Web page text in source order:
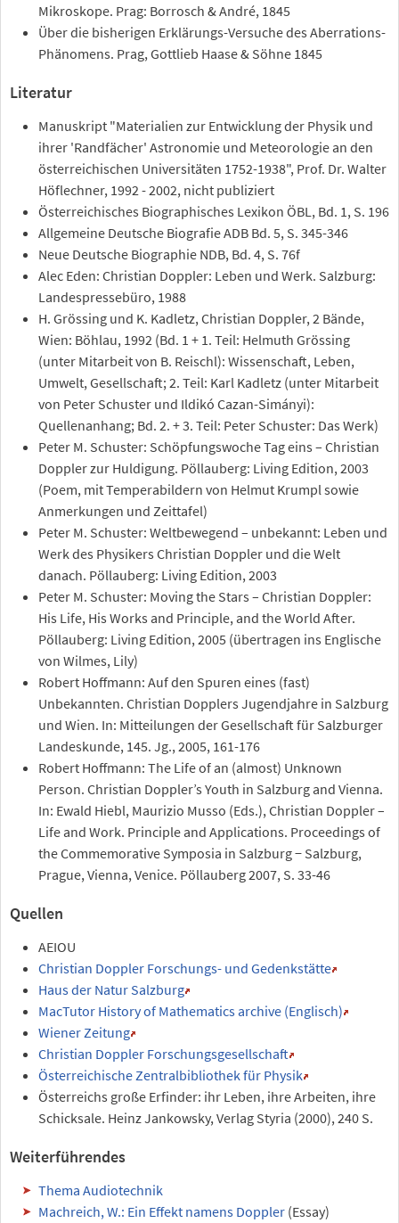
Mikroskope. Prag: Borrosch & André, 1845
Über die bisherigen Erklärungs-Versuche des Aberrations-
Phänomens. Prag, Gottlieb Haase & Söhne 1845
Literatur
Manuskript "Materialien zur Entwicklung der Physik und
ihrer 'Randfächer' Astronomie und Meteorologie an den
österreichischen Universitäten 1752-1938", Prof. Dr. Walter
Höflechner, 1992 - 2002, nicht publiziert
Österreichisches Biographisches Lexikon ÖBL, Bd. 1, S. 196
Allgemeine Deutsche Biografie ADB Bd. 5, S. 345-346
Neue Deutsche Biographie NDB, Bd. 4, S. 76f
Alec Eden: Christian Doppler: Leben und Werk. Salzburg:
Landespressebüro, 1988
H. Grössing und K. Kadletz, Christian Doppler, 2 Bände,
Wien: Böhlau, 1992 (Bd. 1 + 1. Teil: Helmuth Grössing
(unter Mitarbeit von B. Reischl): Wissenschaft, Leben,
Umwelt, Gesellschaft; 2. Teil: Karl Kadletz (unter Mitarbeit
von Peter Schuster und Ildikó Cazan-Simányi):
Quellenanhang; Bd. 2. + 3. Teil: Peter Schuster: Das Werk)
Peter M. Schuster: Schöpfungswoche Tag eins – Christian
Doppler zur Huldigung. Pöllauberg: Living Edition, 2003
(Poem, mit Temperabildern von Helmut Krumpl sowie
Anmerkungen und Zeittafel)
Peter M. Schuster: Weltbewegend – unbekannt: Leben und
Werk des Physikers Christian Doppler und die Welt
danach. Pöllauberg: Living Edition, 2003
Peter M. Schuster: Moving the Stars – Christian Doppler:
His Life, His Works and Principle, and the World After.
Pöllauberg: Living Edition, 2005 (übertragen ins Englische
von Wilmes, Lily)
Robert Hoffmann: Auf den Spuren eines (fast)
Unbekannten. Christian Dopplers Jugendjahre in Salzburg
und Wien. In: Mitteilungen der Gesellschaft für Salzburger
Landeskunde, 145. Jg., 2005, 161-176
Robert Hoffmann: The Life of an (almost) Unknown
Person. Christian Doppler’s Youth in Salzburg and Vienna.
In: Ewald Hiebl, Maurizio Musso (Eds.), Christian Doppler –
Life and Work. Principle and Applications. Proceedings of
the Commemorative Symposia in Salzburg − Salzburg,
Prague, Vienna, Venice. Pöllauberg 2007, S. 33-46
Quellen
AEIOU
Christian Doppler Forschungs- und Gedenkstätte
Haus der Natur Salzburg
MacTutor History of Mathematics archive (Englisch)
Wiener Zeitung
Christian Doppler Forschungsgesellschaft
Österreichische Zentralbibliothek für Physik
Österreichs große Erfinder: ihr Leben, ihre Arbeiten, ihre
Schicksale. Heinz Jankowsky, Verlag Styria (2000), 240 S.
Weiterführendes
Thema Audiotechnik
Machreich, W.: Ein Effekt namens Doppler (Essay)